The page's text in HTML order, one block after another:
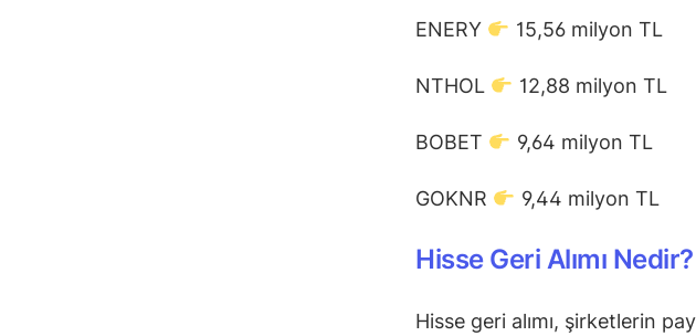
ENERY 15,56 milyon TL
NTHOL 12,88 milyon TL
BOBET 9,64 milyon TL
GOKNR 9,44 milyon TL
Hisse Geri Alımı Nedir?
Hisse geri alımı, şirketlerin